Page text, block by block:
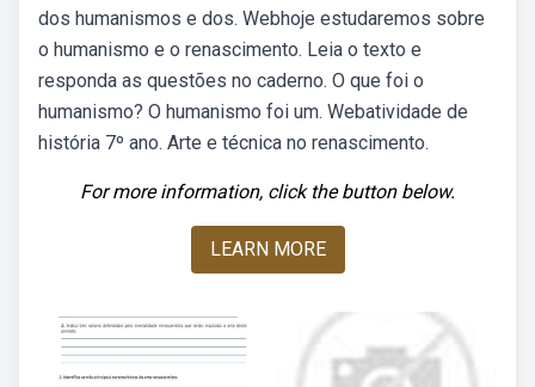
dos humanismos e dos. Webhoje estudaremos sobre
o humanismo e o renascimento. Leia o texto e
responda as questões no caderno. O que foi o
humanismo? O humanismo foi um. Webatividade de
história 7º ano. Arte e técnica no renascimento.
For more information, click the button below.
LEARN MORE